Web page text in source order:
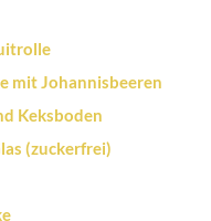
mit Johannisbeeren
Keksboden
(zuckerfrei)